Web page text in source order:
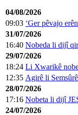
04/08/2026
09:03 ‘Ger pêvajo
31/07/2026
16:40 Nobeda li dijî
29/07/2026
18:24 Li Xwarikê
12:35 Agirê li
28/07/2026
17:16 Nobeta li dijî
24/07/2026